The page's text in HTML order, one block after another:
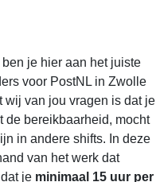
je hier aan het juiste
voor PostNL in Zwolle
wij van jou vragen is dat je
de bereikbaarheid, mocht
in andere shifts. In deze
van het werk dat
je minimaal 15 uur per